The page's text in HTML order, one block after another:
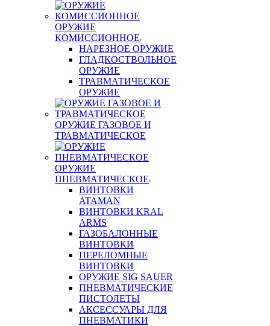
ОРУЖИЕ
КОМИССИОННОЕ
НАРЕЗНОЕ ОРУЖИЕ
ГЛАДКОСТВОЛЬНОЕ
ОРУЖИЕ
ТРАВМАТИЧЕСКОЕ
ОРУЖИЕ
ОРУЖИЕ ГАЗОВОЕ И
ТРАВМАТИЧЕСКОЕ
ОРУЖИЕ
ПНЕВМАТИЧЕСКОЕ
ВИНТОВКИ
ATAMAN
ВИНТОВКИ KRAL
ARMS
ГАЗОБАЛОННЫЕ
ВИНТОВКИ
ПЕРЕЛОМНЫЕ
ВИНТОВКИ
ОРУЖИЕ SIG SAUER
ПНЕВМАТИЧЕСКИЕ
ПИСТОЛЕТЫ
АКСЕССУАРЫ ДЛЯ
ПНЕВМАТИКИ